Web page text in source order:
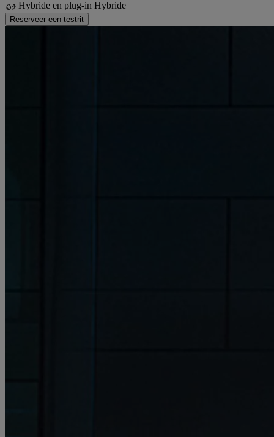
Hybride en plug-in Hybride
Reserveer een testrit